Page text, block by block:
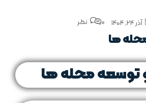
آذر ۲۴, ۱۴۰۴ 0 نظر
ها
توسعه محله‌ ها